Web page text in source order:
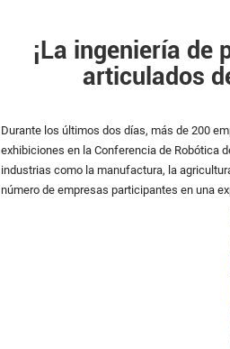
¡La ingeniería
articulados
Durante los últimos dos días, más de 200
exhibiciones en la Conferencia de Robótica
industrias como la manufactura, la
número de empresas participantes en una